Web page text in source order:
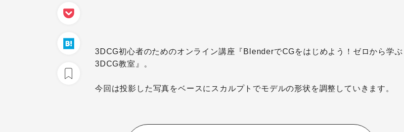
3DCG初心者のためのオンライン講座『BlenderでCGをはじめよう！ゼロから学ぶ
3DCG教室』。
今回は投影した写真をベースにスカルプトでモデルの形状を調整していきます。